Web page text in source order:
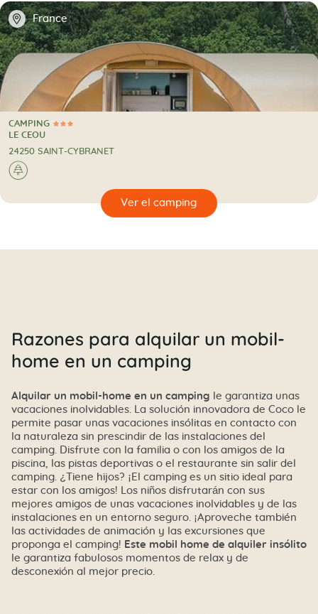
📍 France
3 Estrellas
CAMPING
CAMPING
LE CEOU
24250 SAINT-CYBRANET
🌲
🔍
Razones para alquilar un mobil-
home en un camping
Alquilar un mobil-home en un camping le garantiza unas
vacaciones inolvidables. La solución innovadora de Coco le
permite pasar unas vacaciones insólitas en contacto con
la naturaleza sin prescindir de las instalaciones del
camping. Disfrute con la familia o con los amigos de la
piscina, las pistas deportivas o el restaurante sin salir del
camping. ¿Tiene hijos? ¡El camping es un sitio ideal para
estar con los amigos! Los niños disfrutarán con sus
mejores amigos de unas vacaciones inolvidables y de las
instalaciones en un entorno seguro. ¡Aproveche también
las actividades de animación y las excursiones que
proponga el camping! Este mobil home de alquiler insólito
le garantiza fabulosos momentos de relax y de
desconexión al mejor precio.